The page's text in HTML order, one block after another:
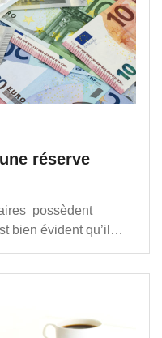
réserve
possèdent
bien évident qu’il…